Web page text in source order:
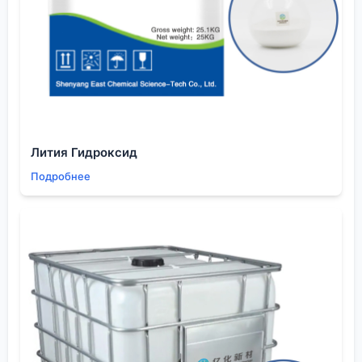
которое приходит с практикой, а часто и с
Экономика и безопасность: невидимые рамки
процесса
Говоря об экстракции, нельзя забывать, что это не
ограничивает полёт фантазии химика-технолога.
Например, дихлорметан — прекрасный экстрагент
нормы заставляют искать альтернативы.
Этилацетат безопаснее, но он более летуч и
пожароопасен, плюс у него выше цена.
В нашей компании,
ООО Шэньян Ихуа Новые
Материалы , мы для каждого нового продукта
проводим не только химическую, но и технико-
Лития Гидроксид
Подробнее